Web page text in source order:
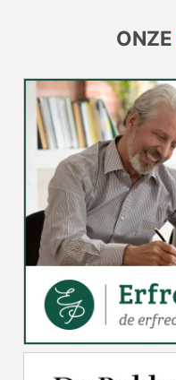
ONZE